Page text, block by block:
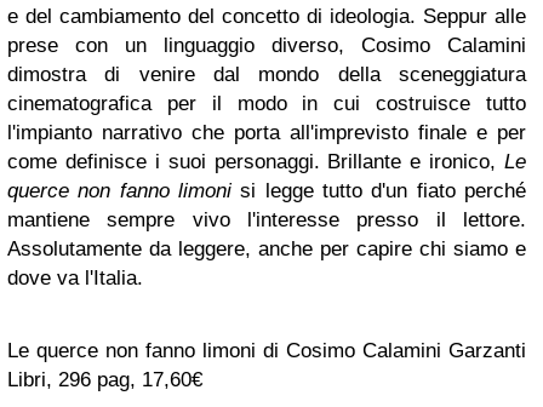
e del cambiamento del concetto di ideologia. Seppur alle
prese con un linguaggio diverso, Cosimo Calamini
dimostra di venire dal mondo della sceneggiatura
cinematografica per il modo in cui costruisce tutto
l'impianto narrativo che porta all'imprevisto finale e per
come definisce i suoi personaggi. Brillante e ironico, Le
querce non fanno limoni si legge tutto d'un fiato perché
mantiene sempre vivo l'interesse presso il lettore.
Assolutamente da leggere, anche per capire chi siamo e
dove va l'Italia.
Le querce non fanno limoni di Cosimo Calamini Garzanti
Libri, 296 pag, 17,60€